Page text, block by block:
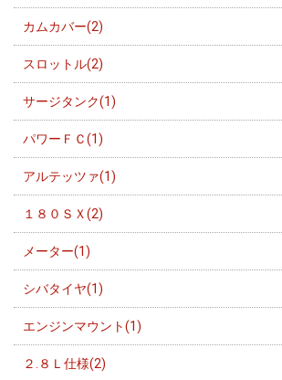
カムカバー(2)
スロットル(2)
サージタンク(1)
パワーＦＣ(1)
アルテッツァ(1)
１８０ＳＸ(2)
メーター(1)
シバタイヤ(1)
エンジンマウント(1)
２.８Ｌ仕様(2)